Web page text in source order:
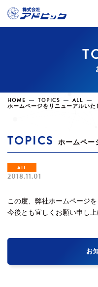
HOME TOPICS ALL
ホームページをリニューアルいた
TOPICS ホームペー
ALL
2018.11.01
この度、弊社ホームページ
今後とも宜しくお願い申し上
お